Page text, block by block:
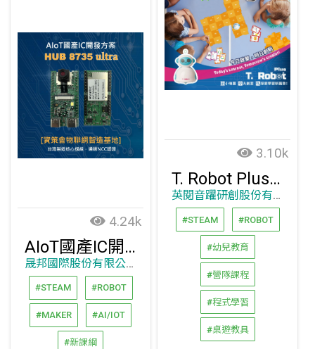
3.10k
T. Robot Plus-運算思維雙語教具
英閱音躍研創股份有限公司
#STEAM #ROBOT
#幼兒教育
#營隊課程
#程式學習
#桌遊教具
4.24k
AIoT國產IC開發方案 HUB 8735 ultra (支援Arduino原生開發環境)
晟邦國際股份有限公司
#STEAM #ROBOT
#MAKER #AI/IOT
#新課綱